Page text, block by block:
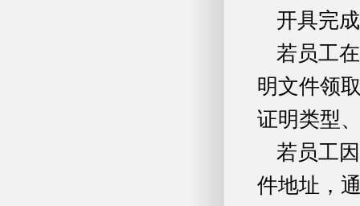
开具完
若员工
明文件领
证明类型
若员工
件地址，